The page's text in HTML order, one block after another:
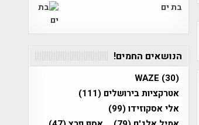
בת ים
הנושאים החמים!
WAZE (30)
אטרקציות בירושלים (111)
אלי אסקוזידו(99)